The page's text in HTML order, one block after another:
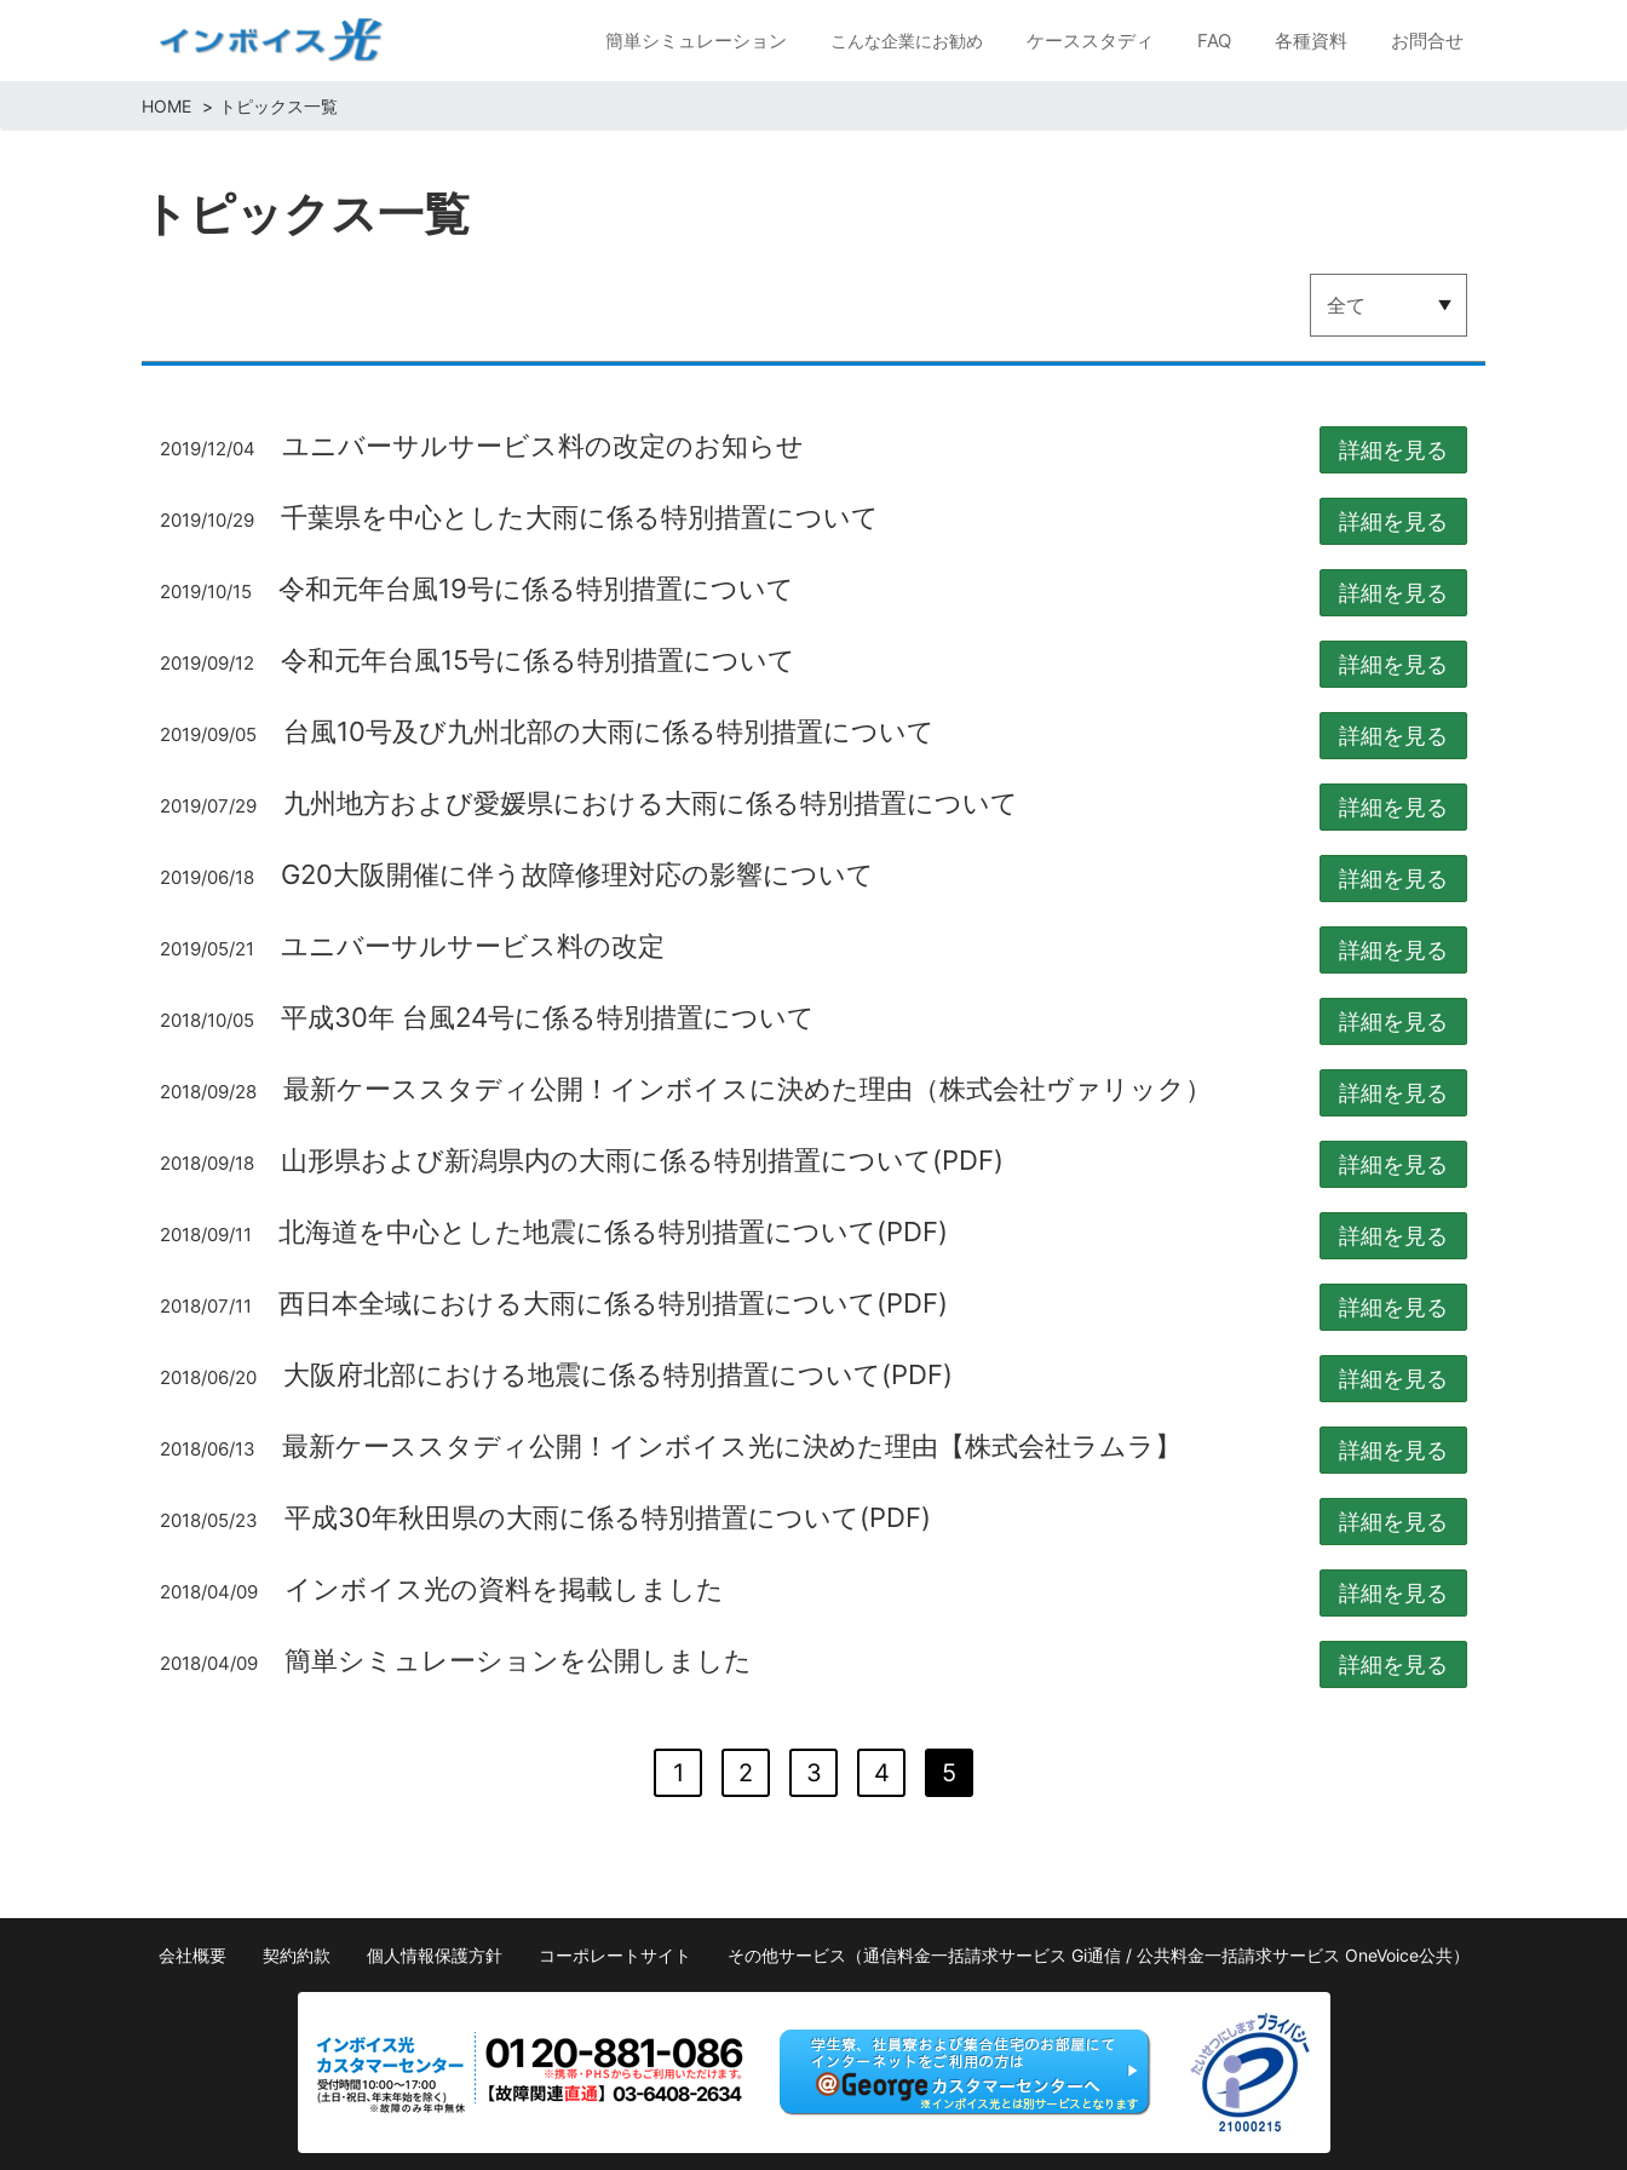
簡単シミュレーション こんな企業にお勧め ケーススタディ FAQ 各種資料 お問合せ
HOME トピックス一覧
トピックス一覧
2019/12/04 ユニバーサルサービス料の改定のお知らせ 詳細を見る
2019/10/29 千葉県を中心とした大雨に係る特別措置について 詳細を見る
2019/10/15 令和元年台風19号に係る特別措置について 詳細を見る
2019/09/12 令和元年台風15号に係る特別措置について 詳細を見る
2019/09/05 台風10号及び九州北部の大雨に係る特別措置について 詳細を見る
2019/07/29 九州地方および愛媛県における大雨に係る特別措置について 詳細を見る
2019/06/18 G20大阪開催に伴う故障修理対応の影響について 詳細を見る
2019/05/21 ユニバーサルサービス料の改定 詳細を見る
2018/10/05 平成30年 台風24号に係る特別措置について 詳細を見る
2018/09/28 最新ケーススタディ公開！インボイスに決めた理由（株式会社ヴァリック） 詳細を見る
2018/09/18 山形県および新潟県内の大雨に係る特別措置について(PDF) 詳細を見る
2018/09/11 北海道を中心とした地震に係る特別措置について(PDF) 詳細を見る
2018/07/11 西日本全域における大雨に係る特別措置について(PDF) 詳細を見る
2018/06/20 大阪府北部における地震に係る特別措置について(PDF) 詳細を見る
2018/06/13 最新ケーススタディ公開！インボイス光に決めた理由【株式会社ラムラ】 詳細を見る
2018/05/23 平成30年秋田県の大雨に係る特別措置について(PDF) 詳細を見る
2018/04/09 インボイス光の資料を掲載しました 詳細を見る
2018/04/09 簡単シミュレーションを公開しました 詳細を見る
1 2 3 4 5
会社概要 契約約款 個人情報保護方針 コーポレートサイト その他サービス（通信料金一括請求サービス Gi通信/ 公共料金一括請求サービス OneVoice公共）